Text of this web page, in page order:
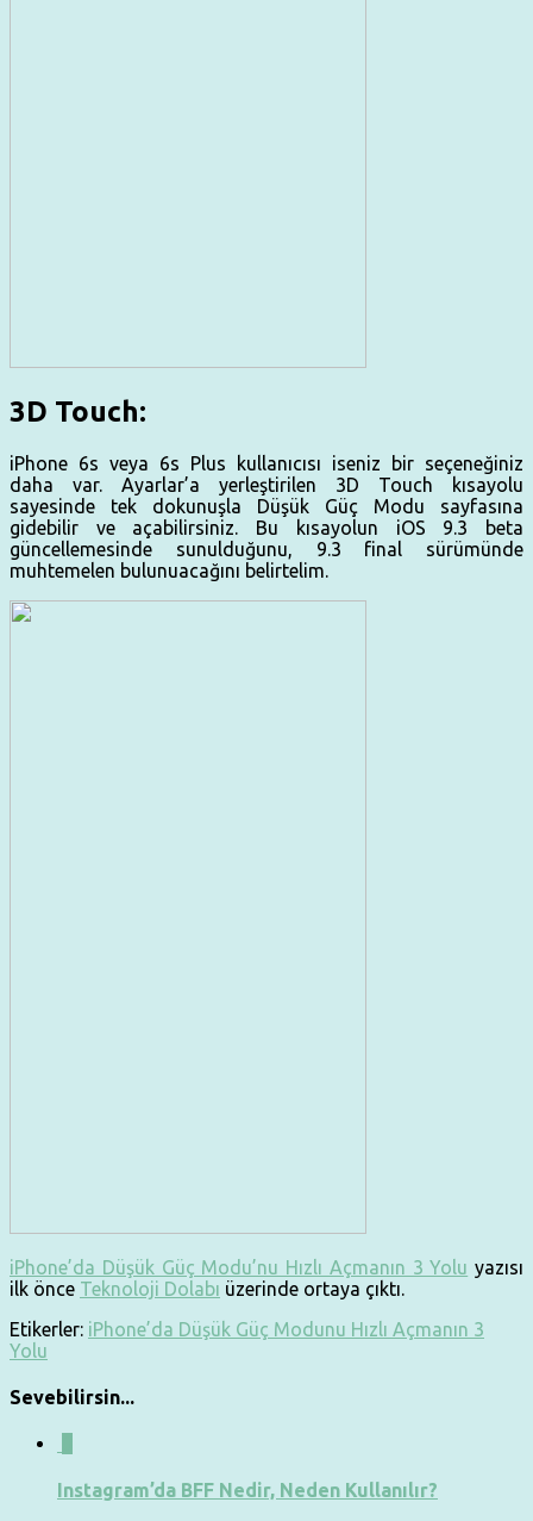
3D Touch:
iPhone 6s veya 6s Plus kullanıcısı iseniz bir seçeneğiniz
daha var. Ayarlar’a yerleştirilen 3D Touch kısayolu
sayesinde tek dokunuşla Düşük Güç Modu sayfasına
gidebilir ve açabilirsiniz. Bu kısayolun iOS 9.3 beta
güncellemesinde sunulduğunu, 9.3 final sürümünde
muhtemelen bulunuacağını belirtelim.
iPhone’da Düşük Güç Modu’nu Hızlı Açmanın 3 Yolu yazısı
ilk önce Teknoloji Dolabı üzerinde ortaya çıktı.
Etikerler: iPhone’da Düşük Güç Modunu Hızlı Açmanın 3
Yolu
Sevebilirsin...
Instagram’da BFF Nedir, Neden Kullanılır?